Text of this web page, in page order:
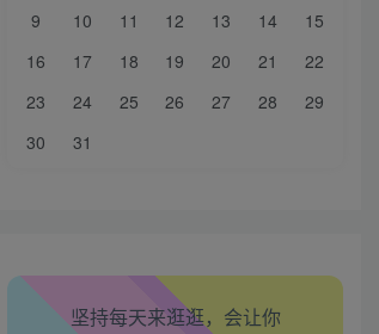
9
10 11 12 13 14
15
16
17 18 19 20 21
22
23
24 25 26 27 28
29
30
31
坚持每天来逛逛，会让你
生活也美好了！
腰也不酸了！